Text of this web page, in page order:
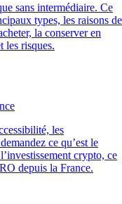
sans intermédiaire. Ce
types, les raisons de
la conserver en
les risques.
les
ce qu’est le
crypto, ce
depuis la France.